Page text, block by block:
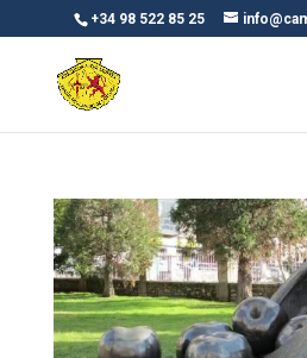
+34 98 522 85 25